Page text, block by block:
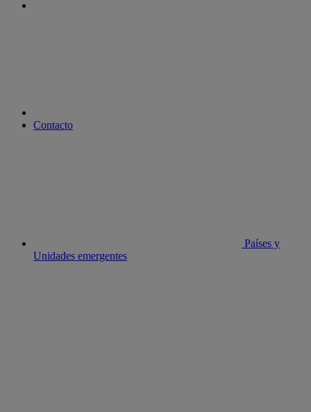
Contacto
Países y
Unidades emergentes